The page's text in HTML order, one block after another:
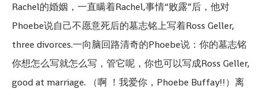
Rachel的婚姻，一直瞒着Rachel,事情“败露”后，他对
Phoebe说自己不愿意死后的墓志铭上写着Ross Geller,
three divorces.一向脑回路清奇的Phoebe说：你的墓志铭
你想怎么写就怎么写，管它呢，你也可以写成Ross Geller,
good at marriage. （啊 ！我爱你，Phoebe Buffay!!）离